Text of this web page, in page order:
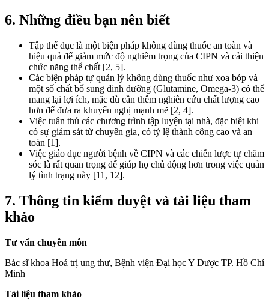
6. Những điều bạn nên biết
Tập thể dục là một biện pháp không dùng thuốc an toàn và
hiệu quả để giảm mức độ nghiêm trọng của CIPN và cải thiện
chức năng thể chất [2, 5].
Các biện pháp tự quản lý không dùng thuốc như xoa bóp và
một số chất bổ sung dinh dưỡng (Glutamine, Omega-3) có thể
mang lại lợi ích, mặc dù cần thêm nghiên cứu chất lượng cao
hơn để đưa ra khuyến nghị mạnh mẽ [2, 4].
Việc tuân thủ các chương trình tập luyện tại nhà, đặc biệt khi
có sự giám sát từ chuyên gia, có tỷ lệ thành công cao và an
toàn [1].
Việc giáo dục người bệnh về CIPN và các chiến lược tự chăm
sóc là rất quan trọng để giúp họ chủ động hơn trong việc quản
lý tình trạng này [11, 12].
7. Thông tin kiểm duyệt và tài liệu tham
khảo
Tư vấn chuyên môn
Bác sĩ khoa Hoá trị ung thư, Bệnh viện Đại học Y Dược TP. Hồ Chí
Minh
Tài liệu tham khảo